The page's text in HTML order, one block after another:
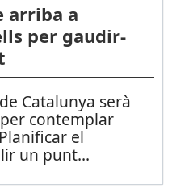
arriba a
per gaudir-
Catalunya serà
contemplar
el
un punt...